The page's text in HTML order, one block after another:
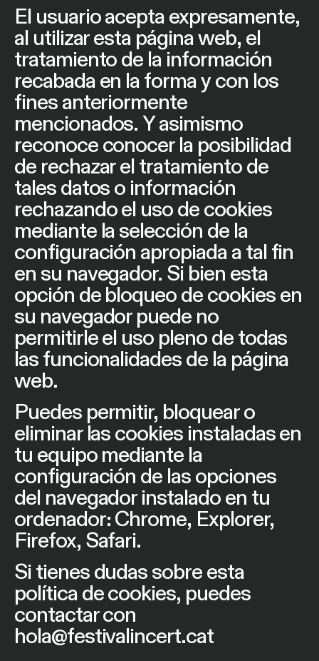
El usuario acepta expresamente,
al utilizar esta página web, el
tratamiento de la información
recabada en la forma y con los
fines anteriormente
mencionados. Y asimismo
reconoce conocer la posibilidad
de rechazar el tratamiento de
tales datos o información
rechazando el uso de cookies
mediante la selección de la
configuración apropiada a tal fin
en su navegador. Si bien esta
opción de bloqueo de cookies en
su navegador puede no
permitirle el uso pleno de todas
las funcionalidades de la página
web.
Puedes permitir, bloquear o
eliminar las cookies instaladas en
tu equipo mediante la
configuración de las opciones
del navegador instalado en tu
ordenador: Chrome, Explorer,
Firefox, Safari.
Si tienes dudas sobre esta
política de cookies, puedes
contactar con
hola@festivalincert.cat